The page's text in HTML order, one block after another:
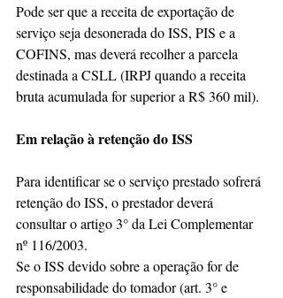
Pode ser que a receita de exportação de
serviço seja desonerada do ISS, PIS e a
COFINS, mas deverá recolher a parcela
destinada a CSLL (IRPJ quando a receita
bruta acumulada for superior a R$ 360 mil).
Em relação à retenção do ISS
Para identificar se o serviço prestado sofrerá
retenção do ISS, o prestador deverá
consultar o artigo 3° da Lei Complementar
nº 116/2003.
Se o ISS devido sobre a operação for de
responsabilidade do tomador (art. 3° e